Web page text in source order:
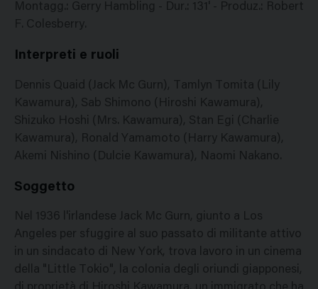
Montagg.: Gerry Hambling - Dur.: 131' - Produz.: Robert
F. Colesberry.
Interpreti e ruoli
Dennis Quaid (Jack Mc Gurn), Tamlyn Tomita (Lily
Kawamura), Sab Shimono (Hiroshi Kawamura),
Shizuko Hoshi (Mrs. Kawamura), Stan Egi (Charlie
Kawamura), Ronald Yamamoto (Harry Kawamura),
Akemi Nishino (Dulcie Kawamura), Naomi Nakano.
Soggetto
Nel 1936 l'irlandese Jack Mc Gurn, giunto a Los
Angeles per sfuggire al suo passato di militante attivo
in un sindacato di New York, trova lavoro in un cinema
della "Little Tokio", la colonia degli oriundi giapponesi,